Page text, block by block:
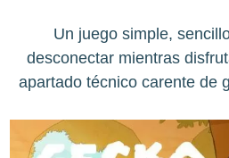
Un juego simple,
desconectar mientras
apartado técnico carente de